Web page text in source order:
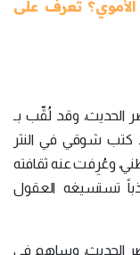
تعرف على
وقد لُقِّب بـ
1932 ميلادي، وقد كتب شوقي في النثر
وعُرِفت عنه ثقافته
تستسيغه العقول
الحديث، وساهم في